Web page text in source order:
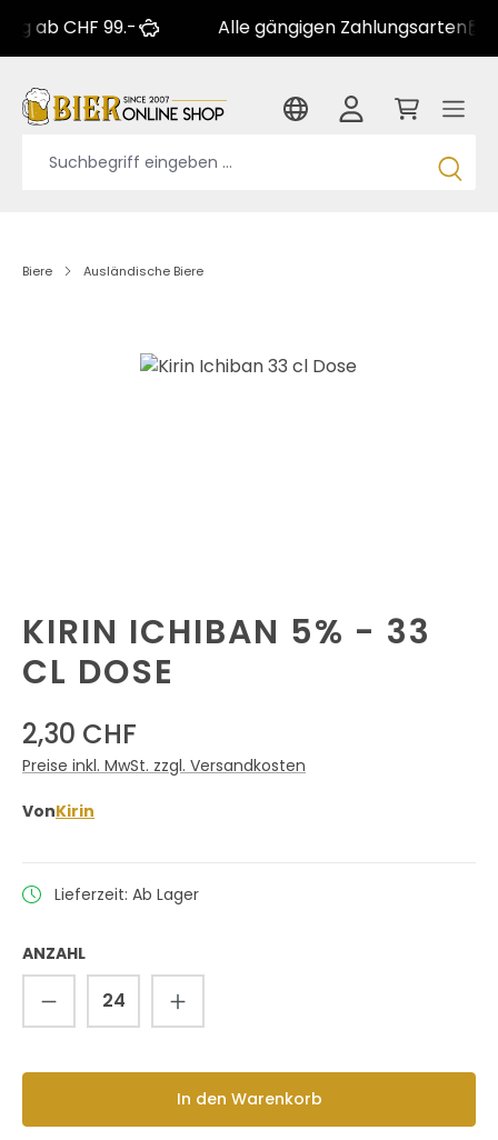
99.- Alle gängigen Zahlungsarten
Biere Ausländische Biere
KIRIN ICHIBAN 5% - 33
CL DOSE
2,30 CHF
Preise inkl. MwSt. zzgl. Versandkosten
VonKirin
Lieferzeit: Ab Lager
ANZAHL
Produkt Anzahl: Gib den
In den Warenkorb